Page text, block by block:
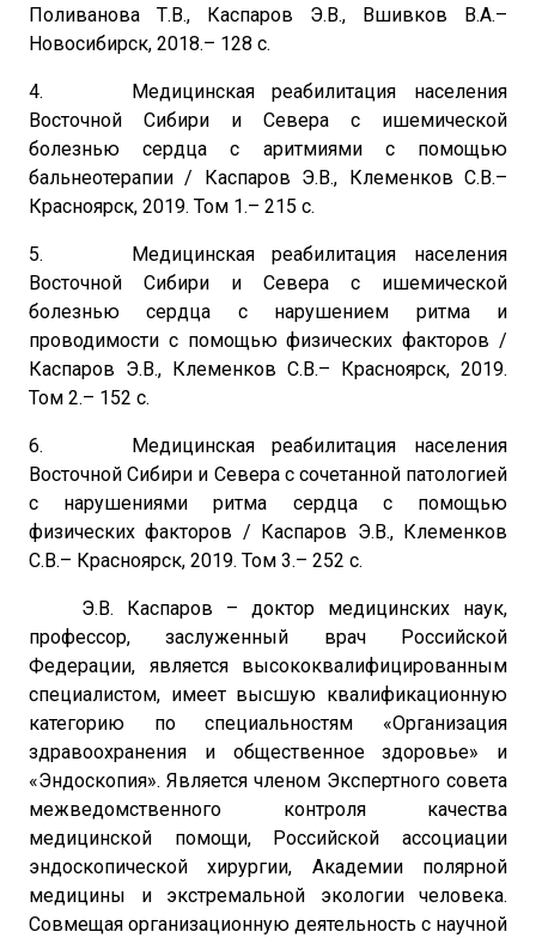
Поливанова Т.В., Каспаров Э.В., Вшивков В.А.–
Новосибирск, 2018.– 128 с.
4. Медицинская реабилитация населения
Восточной Сибири и Севера с ишемической
болезнью сердца с аритмиями с помощью
бальнеотерапии / Каспаров Э.В., Клеменков С.В.–
Красноярск, 2019. Том 1.– 215 с.
5. Медицинская реабилитация населения
Восточной Сибири и Севера с ишемической
болезнью сердца с нарушением ритма и
проводимости с помощью физических факторов /
Каспаров Э.В., Клеменков С.В.– Красноярск, 2019.
Том 2.– 152 с.
6. Медицинская реабилитация населения
Восточной Сибири и Севера с сочетанной патологией
с нарушениями ритма сердца с помощью
физических факторов / Каспаров Э.В., Клеменков
С.В.– Красноярск, 2019. Том 3.– 252 с.
Э.В. Каспаров – доктор медицинских наук,
профессор, заслуженный врач Российской
Федерации, является высококвалифицированным
специалистом, имеет высшую квалификационную
категорию по специальностям «Организация
здравоохранения и общественное здоровье» и
«Эндоскопия». Является членом Экспертного совета
межведомственного контроля качества
медицинской помощи, Российской ассоциации
эндоскопической хирургии, Академии полярной
медицины и экстремальной экологии человека.
Совмещая организационную деятельность с научной